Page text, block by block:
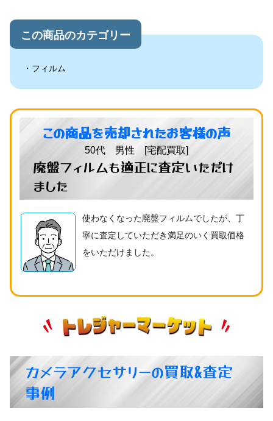
この商品のカテゴリー
フィルム
この商品を売却されたお客様の声
50代 男性 [宅配買取]
廃盤フィルムも適正に査定いただけ
ました
使わなくなった廃盤フィルムでしたが、丁
寧に査定していただき満足のいく買取価格
をいただけました。
カメラアクセサリーの買取&査定
事例